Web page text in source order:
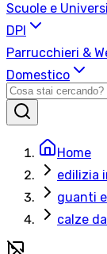
Scuole e
DPI
Parrucchieri &
Domestico
Home
edilizia
guanti
calze